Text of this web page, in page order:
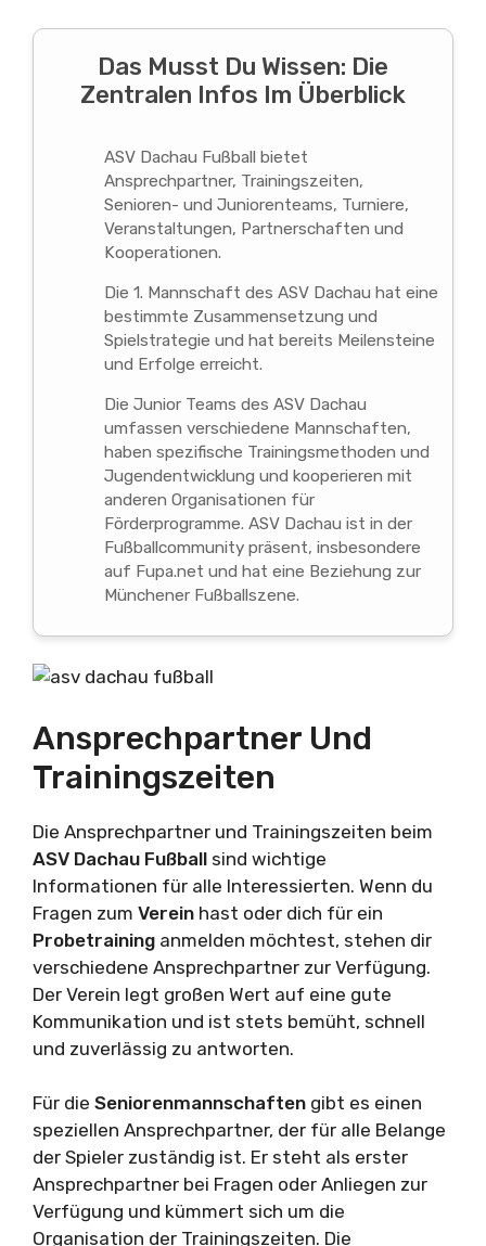
Das Musst Du Wissen: Die
Zentralen Infos Im Überblick
ASV Dachau Fußball bietet
Ansprechpartner, Trainingszeiten,
Senioren- und Juniorenteams, Turniere,
Veranstaltungen, Partnerschaften und
Kooperationen.
Die 1. Mannschaft des ASV Dachau hat eine
bestimmte Zusammensetzung und
Spielstrategie und hat bereits Meilensteine
und Erfolge erreicht.
Die Junior Teams des ASV Dachau
umfassen verschiedene Mannschaften,
haben spezifische Trainingsmethoden und
Jugendentwicklung und kooperieren mit
anderen Organisationen für
Förderprogramme. ASV Dachau ist in der
Fußballcommunity präsent, insbesondere
auf Fupa.net und hat eine Beziehung zur
Münchener Fußballszene.
Ansprechpartner Und
Trainingszeiten
Die Ansprechpartner und Trainingszeiten beim
ASV Dachau Fußball sind wichtige
Informationen für alle Interessierten. Wenn du
Fragen zum Verein hast oder dich für ein
Probetraining anmelden möchtest, stehen dir
verschiedene Ansprechpartner zur Verfügung.
Der Verein legt großen Wert auf eine gute
Kommunikation und ist stets bemüht, schnell
und zuverlässig zu antworten.
Für die Seniorenmannschaften gibt es einen
speziellen Ansprechpartner, der für alle Belange
der Spieler zuständig ist. Er steht als erster
Ansprechpartner bei Fragen oder Anliegen zur
Verfügung und kümmert sich um die
Organisation der Trainingszeiten. Die